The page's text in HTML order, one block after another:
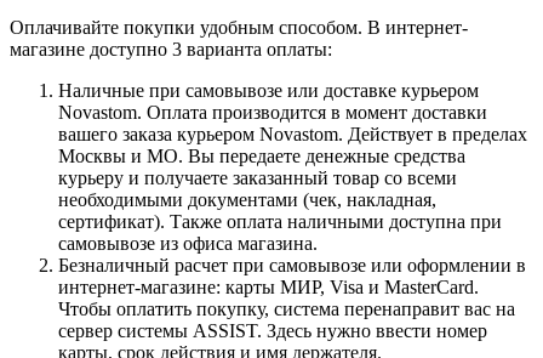
Оплачивайте покупки удобным способом. В интернет-
магазине доступно 3 варианта оплаты:
Наличные при самовывозе или доставке курьером
Novastom. Оплата производится в момент доставки
вашего заказа курьером Novastom. Действует в пределах
Москвы и МО. Вы передаете денежные средства
курьеру и получаете заказанный товар со всеми
необходимыми документами (чек, накладная,
сертификат). Также оплата наличными доступна при
самовывозе из офиса магазина.
Безналичный расчет при самовывозе или оформлении в
интернет-магазине: карты МИР, Visa и MasterCard.
Чтобы оплатить покупку, система перенаправит вас на
сервер системы ASSIST. Здесь нужно ввести номер
карты, срок действия и имя держателя.